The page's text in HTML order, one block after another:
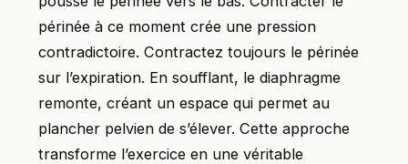
périnée à ce moment crée une pression
contradictoire. Contractez toujours le périnée
sur l’expiration. En soufflant, le diaphragme
remonte, créant un espace qui permet au
plancher pelvien de s’élever. Cette approche
transforme l’exercice en une véritable